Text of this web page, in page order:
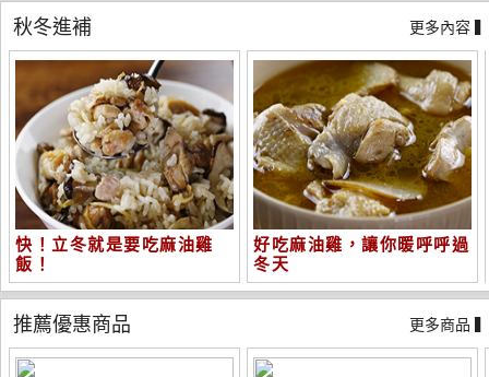
秋冬進補 更多內容 ▍
快！立冬就是要吃麻油雞
飯！
好吃麻油雞，讓你暖呼呼過
冬天
推薦優惠商品 更多商品 ▍